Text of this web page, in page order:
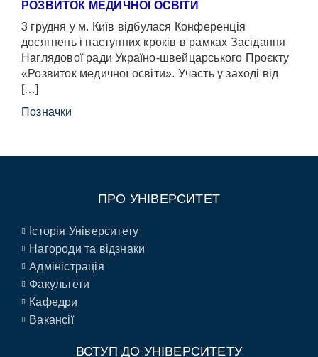
РОЗВИТОК МЕДИЧНОЇ ОСВІТИ
3 грудня у м. Київ відбулася Конференція
досягнень і наступних кроків в рамках Засідання
Наглядової ради Україно-швейцарського Проєкту
«Розвиток медичної освіти». Участь у заході від
[…]
Позначки
ПРО УНІВЕРСИТЕТ
Історія Університету
Нагороди та відзнаки
Адміністрація
Факультети
Кафедри
Вакансії
ВСТУП ДО УНІВЕРСИТЕТУ